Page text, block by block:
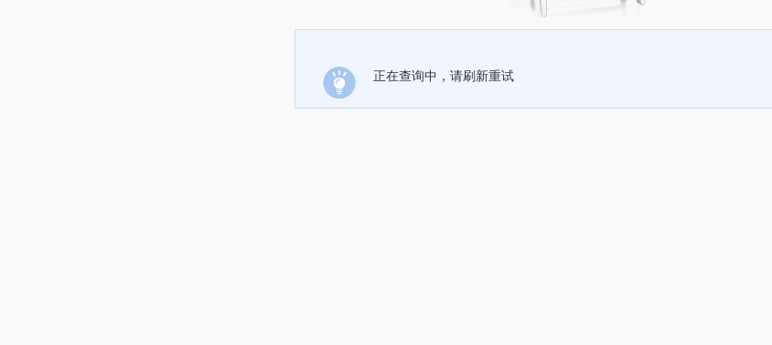
正在查询中，请刷新重试